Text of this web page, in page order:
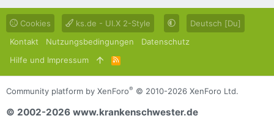
Cookies ks.de - UI.X 2-Style
Deutsch [Du]
Kontakt
Nutzungsbedingungen
Datenschutz
Hilfe und Impressum
R
S
S
Community platform by XenForo® © 2010-2026 XenForo Ltd.
© 2002-2026 www.krankenschwester.de